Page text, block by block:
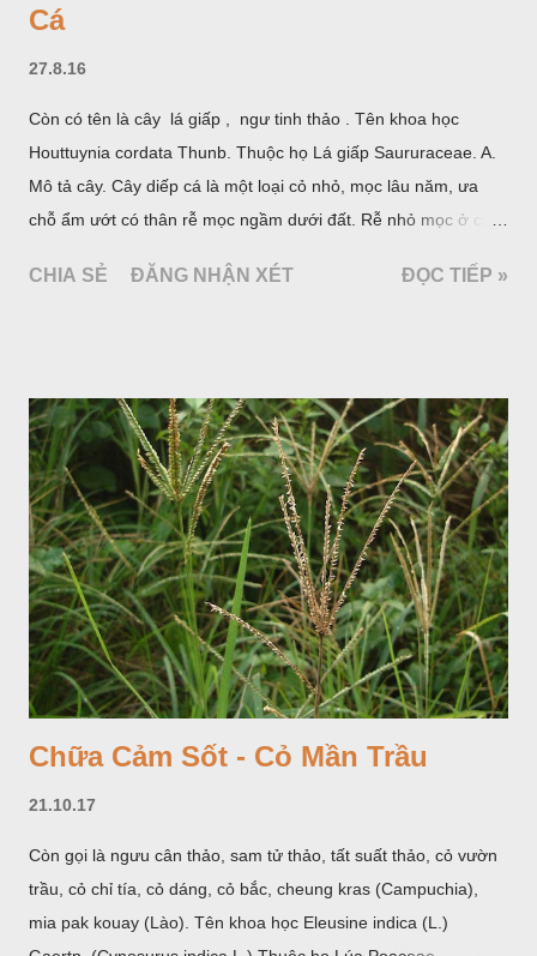
Cá
27.8.16
Còn có tên là cây lá giấp , ngư tinh thảo . Tên khoa học
Houttuynia cordata Thunb. Thuộc họ Lá giấp Saururaceae. A.
Mô tả cây. Cây diếp cá là một loại cỏ nhỏ, mọc lâu năm, ưa
chỗ ẩm ướt có thân rễ mọc ngầm dưới đất. Rễ nhỏ mọc ở các
cách, hình tim, đầu lá, hơi nhọn hay nhọn hẳn. Hoa nhỏ màu
cá. Hoa nở về mùa hạ vào các tháng 5-8. (Hình dưới).
CHIA SẺ ĐĂNG NHẬN XÉT ĐỌC TIẾP »
Chữa Cảm Sốt - Cỏ Mần Trầu
21.10.17
Còn gọi là ngưu cân thảo, sam tử thảo, tất suất thảo, cỏ vườn
trầu, cỏ chỉ tía, cỏ dáng, cỏ bắc, cheung kras (Campuchia),
mia pak kouay (Lào). Tên khoa học Eleusine indica (L.)